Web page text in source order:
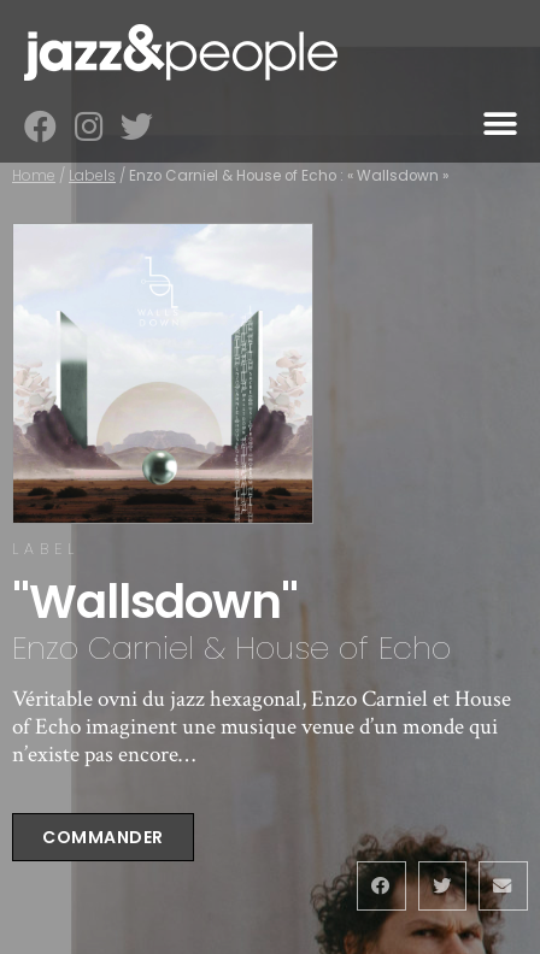
Home / Labels / Enzo Carniel & House of Echo : « Wallsdown »
LABEL
"Wallsdown"
Enzo Carniel & House of Echo
Véritable ovni du jazz hexagonal, Enzo Carniel et House
of Echo imaginent une musique venue d’un monde qui
n’existe pas encore…
COMMANDER